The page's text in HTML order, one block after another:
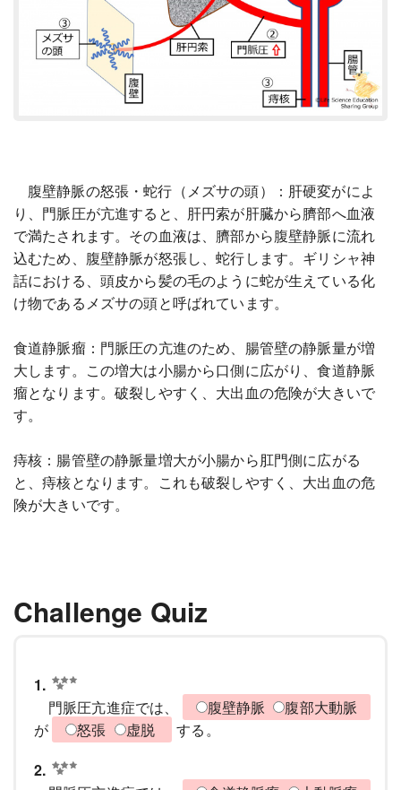
腹壁静脈の怒張・蛇行（メズサの頭）：肝硬変がによ
り、門脈圧が亢進すると、肝円索が肝臓から臍部へ血液
で満たされます。その血液は、臍部から腹壁静脈に流れ
込むため、腹壁静脈が怒張し、蛇行します。ギリシャ神
話における、頭皮から髪の毛のように蛇が生えている化
け物であるメズサの頭と呼ばれています。
食道静脈瘤：門脈圧の亢進のため、腸管壁の静脈量が増
大します。この増大は小腸から口側に広がり、食道静脈
瘤となります。破裂しやすく、大出血の危険が大きいで
す。
痔核：腸管壁の静脈量増大が小腸から肛門側に広がる
と、痔核となります。これも破裂しやすく、大出血の危
険が大きいです。
Challenge Quiz
1.
門脈圧亢進症では、
腹壁静脈
腹部大動脈
が
怒張 虚脱
する。
2.